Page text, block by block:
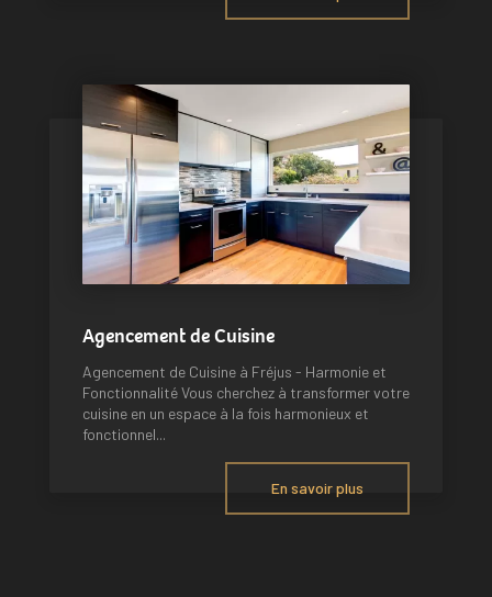
Agencement de Cuisine
Agencement de Cuisine à Fréjus - Harmonie et
Fonctionnalité Vous cherchez à transformer votre
cuisine en un espace à la fois harmonieux et
fonctionnel...
En savoir plus